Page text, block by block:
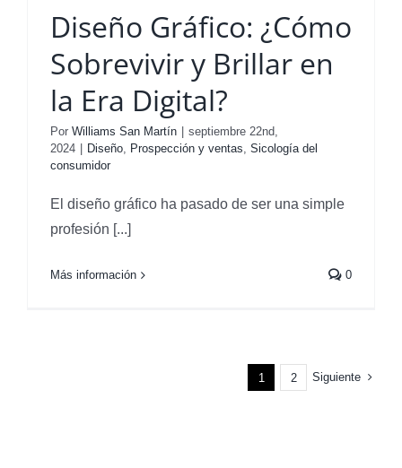
Diseño Gráfico: ¿Cómo
Sobrevivir y Brillar en
la Era Digital?
Por Williams San Martín
septiembre 22nd,
2024
Diseño, Prospección y ventas, Sicología del
consumidor
El diseño gráfico ha pasado de ser una simple
profesión [...]
Más información 0
1 2 Siguiente